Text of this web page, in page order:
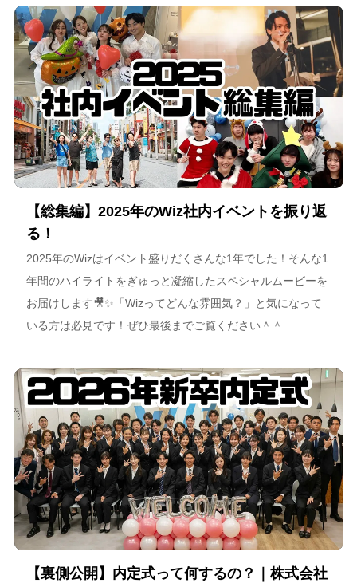
海道が描く今後のビジョンについて語っています。
【総集編】2025年のWiz社内イベントを振り返
る！
2025年のWizはイベント盛りだくさんな1年でした！そんな1
年間のハイライトをぎゅっと凝縮したスペシャルムービーを
お届けします🎥✨「Wizってどんな雰囲気？」と気になって
いる方は必見です！ぜひ最後までご覧ください＾＾
【裏側公開】内定式って何するの？｜株式会社